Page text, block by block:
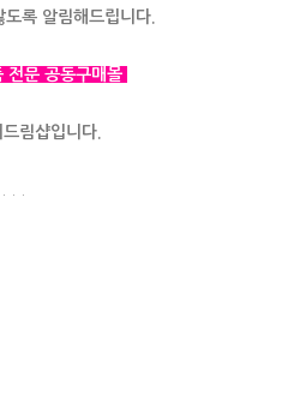
록 알림해드립니다.
전문 공동구매몰
림샵입니다.